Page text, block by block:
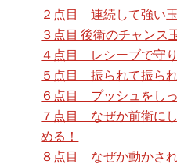
２点目 連続して強い
３点目 後衛のチャンス
４点目 レシーブで守
５点目 振られて振ら
６点目 プッシュをし
７点目 なぜか前衛に
める！
８点目 なぜか動かさ